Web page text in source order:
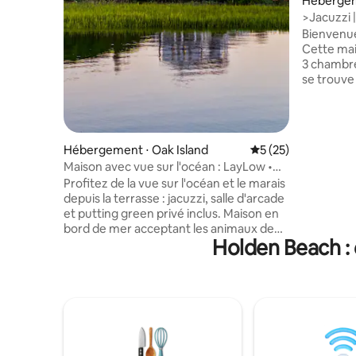
Hébergement ⋅ Oak Island Évaluation
5 (25)
Maison avec vue sur l'océan : LayLow •
Jacuzzi, salle de jeux et golf
Profitez de la vue sur l'océan et le marais
depuis la terrasse : jacuzzi, salle d'arcade
et putting green privé inclus. Maison en
bord de mer acceptant les animaux de
compagnie, à 5 minutes à pied de la
plage. Capacité d'accueil de
canapé convertible Extérieur - Bain à
remous privé, tiki bar et mini-golf Salle de
>Jacuzzi
Cette
3
se trouve
et un
qui
Holden Beach